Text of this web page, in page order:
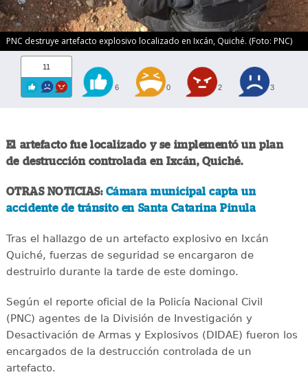
PNC destruye artefacto explosivo localizado en Ixcán, Quiché. (Foto: PNC)
11
6 0 2 3
El artefacto fue localizado y se implementó un plan
de destrucción controlada en Ixcán, Quiché.
OTRAS NOTICIAS: Cámara municipal capta un
accidente de tránsito en Santa Catarina Pinula
Tras el hallazgo de un artefacto explosivo en Ixcán
Quiché, fuerzas de seguridad se encargaron de
destruirlo durante la tarde de este domingo.
Según el reporte oficial de la Policía Nacional Civil
(PNC) agentes de la División de Investigación y
Desactivación de Armas y Explosivos (DIDAE) fueron los
encargados de la destrucción controlada de un
artefacto.